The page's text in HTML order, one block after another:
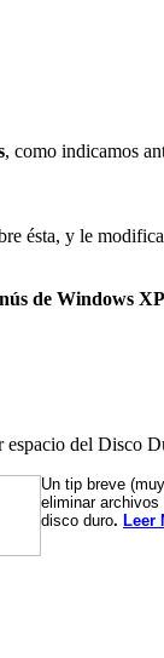
, como indicamos
ésta, y le
de Windows XP
espacio del Disco
Un tip breve
eliminar
disco duro. Leer